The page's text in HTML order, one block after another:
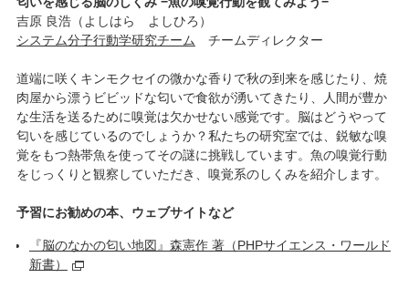
吉原 良浩（よしはら よしひろ）
システム分子行動学研究チーム
チームディレクター
道端に咲くキンモクセイの微かな香りで秋の到来を感じたり、焼
肉屋から漂うビビッドな匂いで食欲が湧いてきたり、人間が豊か
な生活を送るために嗅覚は欠かせない感覚です。脳はどうやって
匂いを感じているのでしょうか？私たちの研究室では、鋭敏な嗅
覚をもつ熱帯魚を使ってその謎に挑戦しています。魚の嗅覚行動
をじっくりと観察していただき、嗅覚系のしくみを紹介します。
予習にお勧めの本、ウェブサイトなど
『脳のなかの匂い地図』森憲作 著（PHPサイエンス・ワールド
新書）